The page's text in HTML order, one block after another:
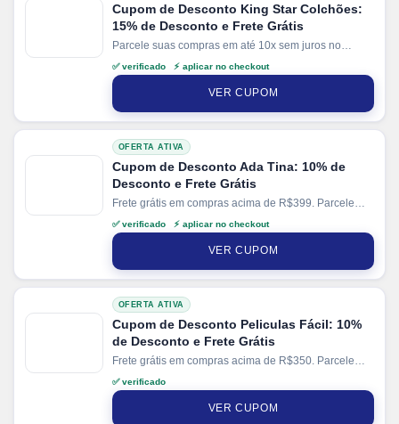
Cupom de Desconto King Star Colchões:
15% de Desconto e Frete Grátis
Parcele suas compras em até 10x sem juros no
cartão. Ganhe + 10% de desconto em pagamentos
via PIX.
✅ verificado ⚡ aplicar no checkout
VER CUPOM
OFERTA ATIVA
Cupom de Desconto Ada Tina: 10% de
Desconto e Frete Grátis
Frete grátis em compras acima de R$399. Parcele
suas compras em até 6x sem juros no cartão. Ganhe
+ 5% de desconto em pagamentos via PIX.
✅ verificado ⚡ aplicar no checkout
VER CUPOM
OFERTA ATIVA
Cupom de Desconto Peliculas Fácil: 10%
de Desconto e Frete Grátis
Frete grátis em compras acima de R$350. Parcele
suas compras em até 12x no cartão.
✅ verificado
VER CUPOM